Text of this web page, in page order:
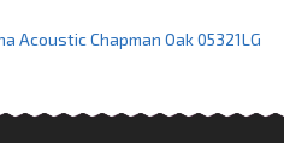
Acoustic Chapman Oak 05321LG